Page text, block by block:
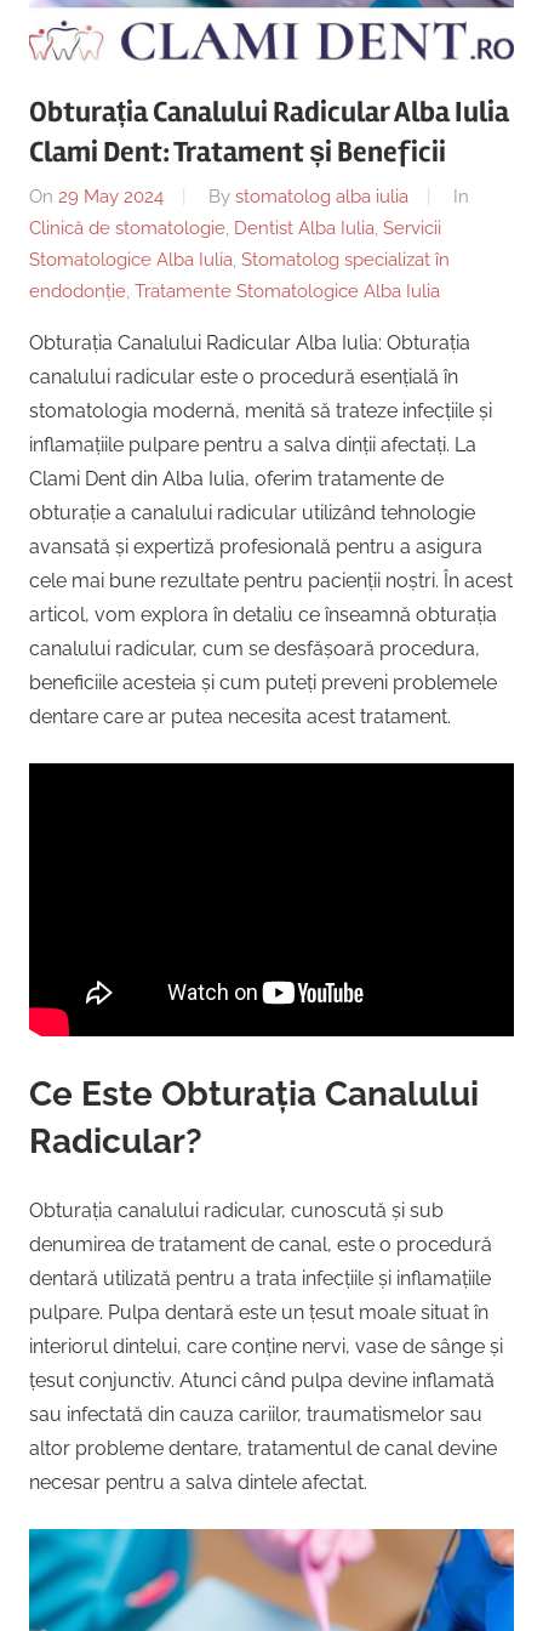
|
Centru
Implantologie
Copii,
Dentist,
Ion
Lăncrănjan
19,
Alba
Iulia
510218,
România
Obturația Canalului Radicular Alba Iulia
Clami Dent: Tratament și Beneficii
On 29 May 2024 By stomatolog alba iulia
In
Clinică de stomatologie, Dentist Alba Iulia, Servicii
Stomatologice Alba Iulia, Stomatolog specializat în
endodonție, Tratamente Stomatologice Alba Iulia
Obturația Canalului Radicular Alba Iulia: Obturația
canalului radicular este o procedură esențială în
stomatologia modernă, menită să trateze infecțiile și
inflamațiile pulpare pentru a salva dinții afectați. La
Clami Dent din Alba Iulia, oferim tratamente de
obturație a canalului radicular utilizând tehnologie
avansată și expertiză profesională pentru a asigura
cele mai bune rezultate pentru pacienții noștri. În acest
articol, vom explora în detaliu ce înseamnă obturația
canalului radicular, cum se desfășoară procedura,
beneficiile acesteia și cum puteți preveni problemele
dentare care ar putea necesita acest tratament.
Ce Este Obturația Canalului
Radicular?
Obturația canalului radicular, cunoscută și sub
denumirea de tratament de canal, este o procedură
dentară utilizată pentru a trata infecțiile și inflamațiile
pulpare. Pulpa dentară este un țesut moale situat în
interiorul dintelui, care conține nervi, vase de sânge și
țesut conjunctiv. Atunci când pulpa devine inflamată
sau infectată din cauza cariilor, traumatismelor sau
altor probleme dentare, tratamentul de canal devine
necesar pentru a salva dintele afectat.